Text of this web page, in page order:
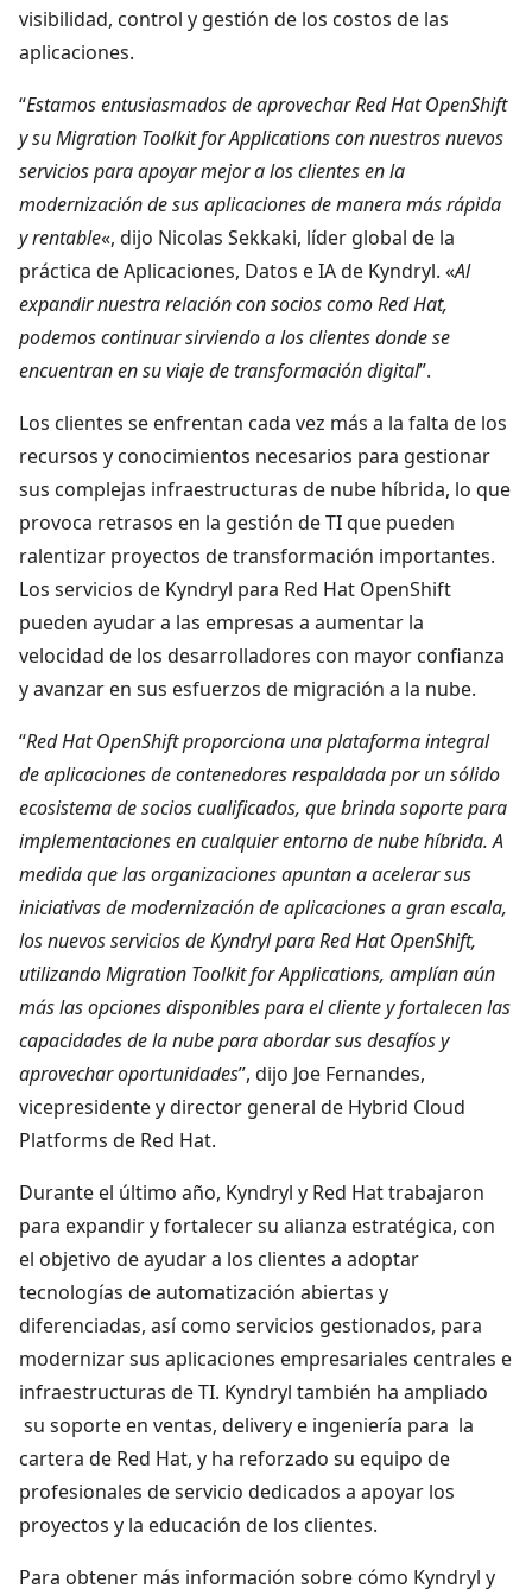
visibilidad, control y gestión de los costos de las
aplicaciones.
“Estamos entusiasmados de aprovechar Red Hat OpenShift
y su Migration Toolkit for Applications con nuestros nuevos
servicios para apoyar mejor a los clientes en la
modernización de sus aplicaciones de manera más rápida
y rentable«, dijo Nicolas Sekkaki, líder global de la
práctica de Aplicaciones, Datos e IA de Kyndryl. «Al
expandir nuestra relación con socios como Red Hat,
podemos continuar sirviendo a los clientes donde se
encuentran en su viaje de transformación digital”.
Los clientes se enfrentan cada vez más a la falta de los
recursos y conocimientos necesarios para gestionar
sus complejas infraestructuras de nube híbrida, lo que
provoca retrasos en la gestión de TI que pueden
ralentizar proyectos de transformación importantes.
Los servicios de Kyndryl para Red Hat OpenShift
pueden ayudar a las empresas a aumentar la
velocidad de los desarrolladores con mayor confianza
y avanzar en sus esfuerzos de migración a la nube.
“Red Hat OpenShift proporciona una plataforma integral
de aplicaciones de contenedores respaldada por unsólido
ecosistema de socios cualificados, que brinda soporte para
implementaciones en cualquier entorno de nube híbrida. A
medida que las organizaciones apuntan a acelerar sus
iniciativas de modernización de aplicaciones a gran escala,
los nuevos servicios de Kyndryl para Red Hat OpenShift,
utilizando Migration Toolkit for Applications, amplían aún
más las opciones disponibles para el cliente y fortalecen las
capacidades de la nube para abordar sus desafíos y
aprovechar oportunidades”, dijo Joe Fernandes,
vicepresidente y director general de Hybrid Cloud
Platforms de Red Hat.
Durante el último año, Kyndryl y Red Hat trabajaron
para expandir y fortalecer su alianza estratégica, con
el objetivo de ayudar a los clientes a adoptar
tecnologías de automatización abiertas y
diferenciadas, así como servicios gestionados, para
modernizar sus aplicaciones empresariales centrales e
infraestructuras de TI. Kyndryl también ha ampliado
su soporte en ventas, delivery e ingeniería para la
cartera de Red Hat, y ha reforzado su equipo de
profesionales de servicio dedicados a apoyar los
proyectos y la educación de los clientes.
Para obtener más información sobre cómo Kyndryl y